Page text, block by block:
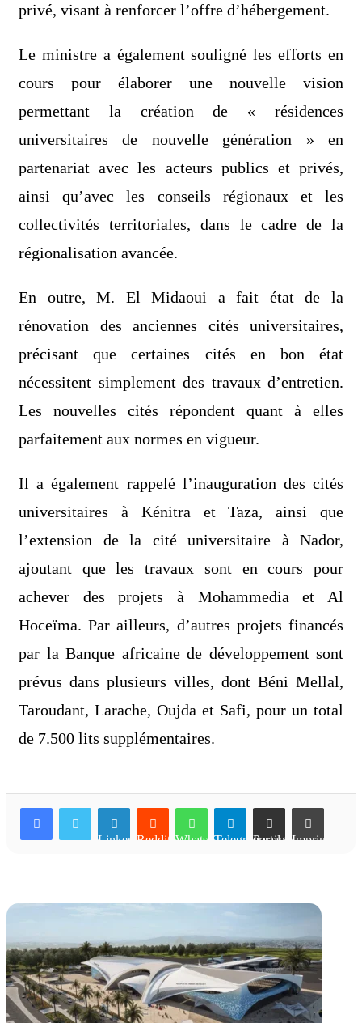
privé, visant à renforcer l’offre d’hébergement.
Le ministre a également souligné les efforts en
cours pour élaborer une nouvelle vision
permettant la création de « résidences
universitaires de nouvelle génération » en
partenariat avec les acteurs publics et privés,
ainsi qu’avec les conseils régionaux et les
collectivités territoriales, dans le cadre de la
régionalisation avancée.
En outre, M. El Midaoui a fait état de la
rénovation des anciennes cités universitaires,
précisant que certaines cités en bon état
nécessitent simplement des travaux d’entretien.
Les nouvelles cités répondent quant à elles
parfaitement aux normes en vigueur.
Il a également rappelé l’inauguration des cités
universitaires à Kénitra et Taza, ainsi que
l’extension de la cité universitaire à Nador,
ajoutant que les travaux sont en cours pour
achever des projets à Mohammedia et Al
Hoceïma. Par ailleurs, d’autres projets financés
par la Banque africaine de développement sont
prévus dans plusieurs villes, dont Béni Mellal,
Taroudant, Larache, Oujda et Safi, pour un total
de 7.500 lits supplémentaires.
LinkedinReddit WhatsAppTelegramPartager par email Imprimer